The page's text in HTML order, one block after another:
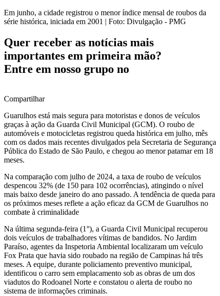
Em junho, a cidade registrou o menor índice mensal de roubos da
série histórica, iniciada em 2001 | Foto: Divulgação - PMG
Quer receber as notícias mais
importantes em primeira mão?
Entre em nosso grupo no
Compartilhar
Guarulhos está mais segura para motoristas e donos de veículos
graças à ação da Guarda Civil Municipal (GCM). O roubo de
automóveis e motocicletas registrou queda histórica em julho, mês
com os dados mais recentes divulgados pela Secretaria de Segurança
Pública do Estado de São Paulo, e chegou ao menor patamar em 18
meses.
Na comparação com julho de 2024, a taxa de roubo de veículos
despencou 32% (de 150 para 102 ocorrências), atingindo o nível
mais baixo desde janeiro do ano passado. A tendência de queda para
os próximos meses reflete a ação eficaz da GCM de Guarulhos no
combate à criminalidade
Na última segunda-feira (1°), a Guarda Civil Municipal recuperou
dois veículos de trabalhadores vítimas de bandidos. No Jardim
Paraíso, agentes da Inspetoria Ambiental localizaram um veículo
Fox Prata que havia sido roubado na região de Campinas há três
meses. A equipe, durante policiamento preventivo municipal,
identificou o carro sem emplacamento sob as obras de um dos
viadutos do Rodoanel Norte e constatou o alerta de roubo no
sistema de informações criminais.